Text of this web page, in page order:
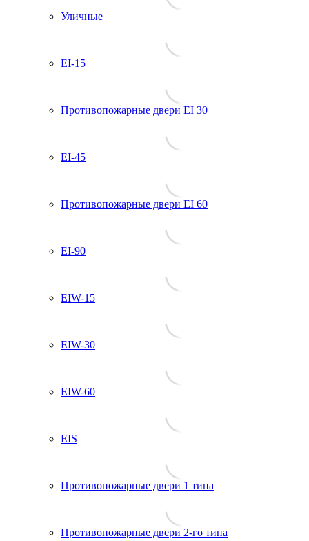
Уличные
EI-15
Противопожарные двери EI 30
EI-45
Противопожарные двери EI 60
EI-90
EIW-15
EIW-30
EIW-60
EIS
Противопожарные двери 1 типа
Противопожарные двери 2-го типа